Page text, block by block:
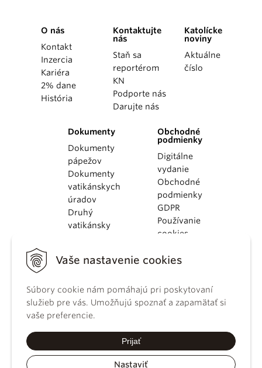
Vaše nastavenie cookies
Súbory cookie nám pomáhajú pri poskytovaní
služieb pre vás. Umožňujú spoznať a zapamätať si
vaše preferencie.
Prijať
Nastaviť
O nás
Kontakt
Inzercia
Kariéra
2% dane
História
Kontaktujte
nás
Staň sa
reportérom
KN
Podporte nás
Darujte nás
Katolícke
noviny
Aktuálne
číslo
Dokumenty
Dokumenty
pápežov
Dokumenty
vatikánskych
úradov
Druhý
vatikánsky
KBS
kánonického
práva
Katechizmus
Obchodné
podmienky
Digitálne
vydanie
Obchodné
podmienky
GDPR
Používanie
cookies